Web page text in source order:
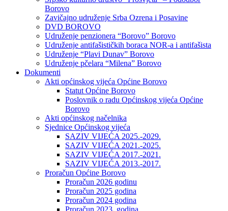
Borovo
Zavičajno udruženje Srba Ozrena i Posavine
DVD BOROVO
Udruženje penzionera “Borovo” Borovo
Udruženje antifašističkih boraca NOR-a i antifašista
Udruženje “Plavi Dunav” Borovo
Udruženje pčelara “Milena” Borovo
Dokumenti
Akti općinskog vijeća Općine Borovo
Statut Općine Borovo
Poslovnik o radu Općinskog vijeća Općine
Borovo
Akti općinskog načelnika
Sjednice Općinskog vijeća
SAZIV VIJEĆA 2025.-2029.
SAZIV VIJEĆA 2021.-2025.
SAZIV VIJEĆA 2017.-2021.
SAZIV VIJEĆA 2013.-2017.
Proračun Općine Borovo
Proračun 2026 godinu
Proračun 2025 godina
Proračun 2024 godina
Proračun 2023. godina